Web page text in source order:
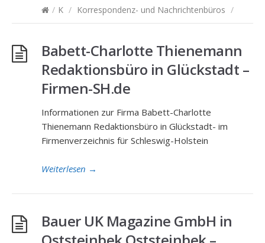
/ K / Korrespondenz- und Nachrichtenbüros /
Babett-Charlotte Thienemann
Redaktionsbüro in Glückstadt –
Firmen-SH.de
Informationen zur Firma Babett-Charlotte
Thienemann Redaktionsbüro in Glückstadt- im
Firmenverzeichnis für Schleswig-Holstein
Weiterlesen →
Bauer UK Magazine GmbH in